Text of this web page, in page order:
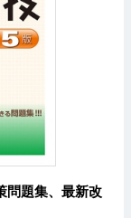
問題集、最新改